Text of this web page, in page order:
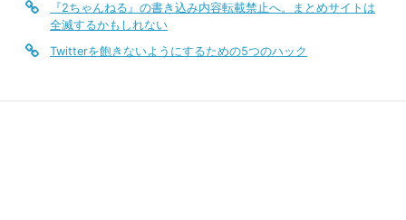
『2ちゃんねる』の書き込み内容転載禁止へ。まとめサイトは
全滅するかもしれない
Twitterを飽きないようにするための5つのハック